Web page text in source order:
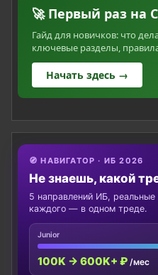
🚀 Первый раз на
Гайд для новичков: что
ключевые разделы,
Начать здесь →
🧭 НАВИГАТОР · ИБ 2026
Не знаешь, какой
5 направлений ИБ,
каждого — в одном треде.
Junior
100K → 600K+ ₽ /мес